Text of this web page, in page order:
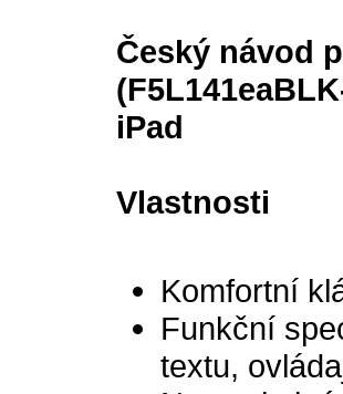
Český návod
iPad
Vlastnosti
Komfortní
Funkční
textu,